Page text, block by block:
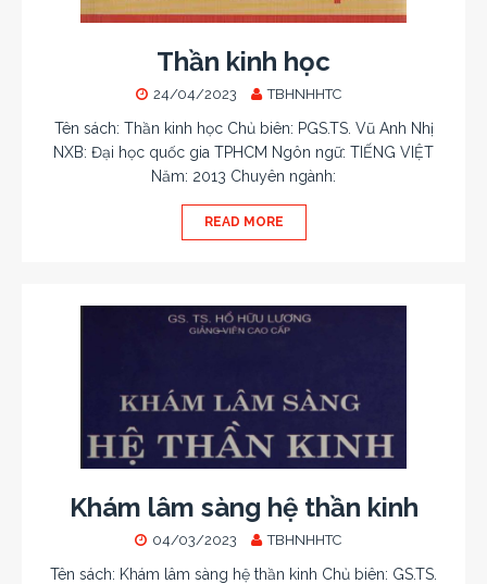
Thần kinh học
24/04/2023 TBHNHHTC
Tên sách: Thần kinh học Chủ biên: PGS.TS. Vũ Anh Nhị
NXB: Đại học quốc gia TPHCM Ngôn ngữ: TIẾNG VIỆT
Năm: 2013 Chuyên ngành:
READ MORE
Khám lâm sàng hệ thần kinh
04/03/2023 TBHNHHTC
Tên sách: Khám lâm sàng hệ thần kinh Chủ biên: GS.TS.